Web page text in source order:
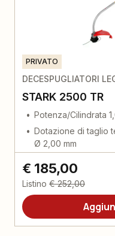
PRIVATO
DECESPUGLIATORI
STARK 2500 TR
Potenza/Cilindrata
Dotazione di taglio
Ø 2,00 mm
€ 185,00
Listino € 252,00